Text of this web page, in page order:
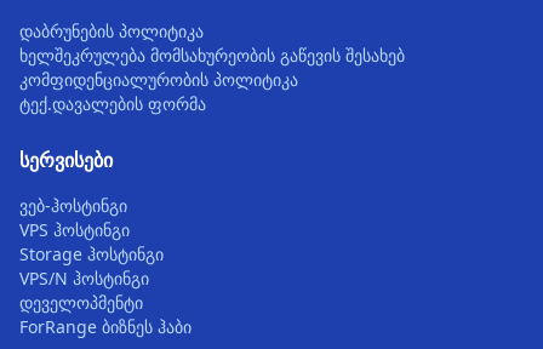
დაბრუნების პოლიტიკა
ხელშეკრულება მომსახურეობის გაწევის შესახებ
კომფიდენციალურობის პოლიტიკა
ტექ.დავალების ფორმა
სერვისები
ვებ-ჰოსტინგი
VPS ჰოსტინგი
Storage ჰოსტინგი
VPS/N ჰოსტინგი
დეველოპმენტი
ForRange ბიზნეს ჰაბი